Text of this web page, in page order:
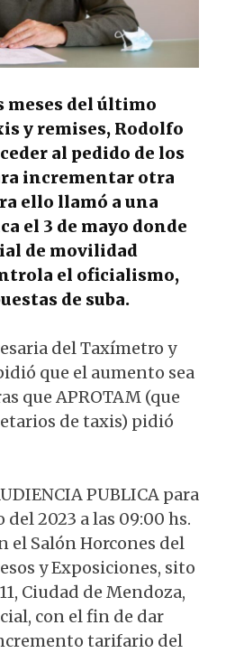
meses del último
y remises, Rodolfo
al pedido de los
incrementar otra
ello llamó a una
el 3 de mayo donde
de movilidad
el oficialismo,
de suba.
del Taxímetro y
que el aumento sea
que APROTAM (que
de taxis) pidió
PUBLICA para
del 2023 a las 09:00 hs.
el Salón Horcones del
y Exposiciones, sito
Ciudad de Mendoza,
con el fin de dar
tarifario del